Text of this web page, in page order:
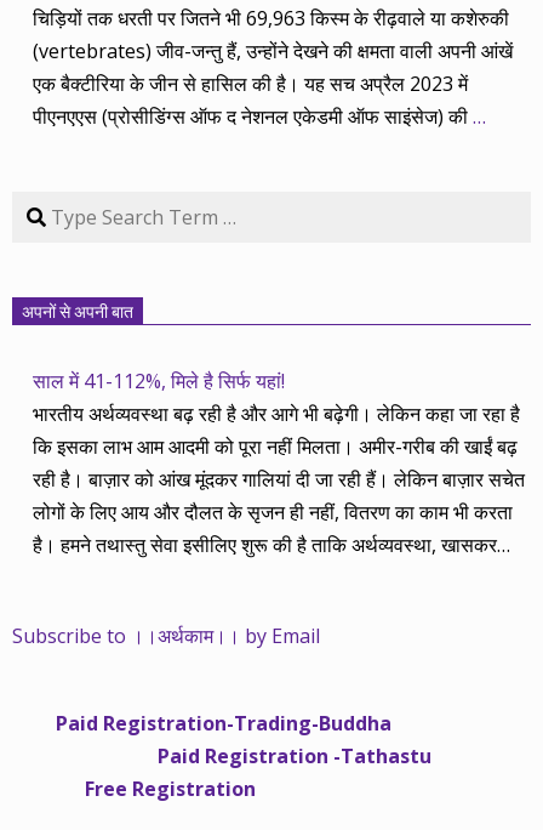
चिड़ियों तक धरती पर जितने भी 69,963 किस्म के रीढ़वाले या कशेरुकी
(vertebrates) जीव-जन्तु हैं, उन्होंने देखने की क्षमता वाली अपनी आंखें
एक बैक्टीरिया के जीन से हासिल की है। यह सच अप्रैल 2023 में
पीएनएएस (प्रोसीडिंग्स ऑफ द नेशनल एकेडमी ऑफ साइंसेज) की…
Search
अपनों से अपनी बात
साल में 41-112%, मिले है सिर्फ यहां!
भारतीय अर्थव्यवस्था बढ़ रही है और आगे भी बढ़ेगी। लेकिन कहा जा रहा है
कि इसका लाभ आम आदमी को पूरा नहीं मिलता। अमीर-गरीब की खाईं बढ़
रही है। बाज़ार को आंख मूंदकर गालियां दी जा रही हैं। लेकिन बाज़ार सचेत
लोगों के लिए आय और दौलत के सृजन ही नहीं, वितरण का काम भी करता
है। हमने तथास्तु सेवा इसीलिए शुरू की है ताकि अर्थव्यवस्था, खासकर
महंगाई की दर 10 प्रतिशत से ऊपर रहती है। वे भागकर जाते हैं सोने और
साढ़े चार सालों से अर्थकाम से जुड़े हैं, वे हमारी ईमानदारी और सत्यनिष्ठा से
भलीभांति वाकिफ हैं। शुरू में हम भी कच्चे थे तो बाज़ार के उस्तादों के जाल
में फंस गए। गलतियां कीं। लेकिन जैसे ही समझ में आया, खटाक से उनसे
Subscribe to ।।अर्थकाम।। by Email
Paid Registration-Trading-Buddha
Paid Registration -Tathastu
Free Registration